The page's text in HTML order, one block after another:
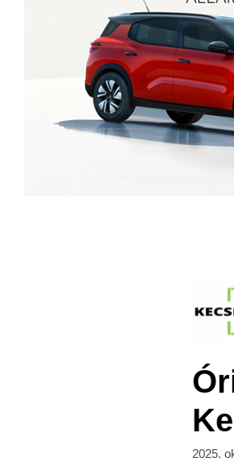
2025.